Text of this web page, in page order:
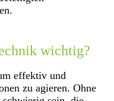
wichtig?
effektiv und
zu agieren. Ohne